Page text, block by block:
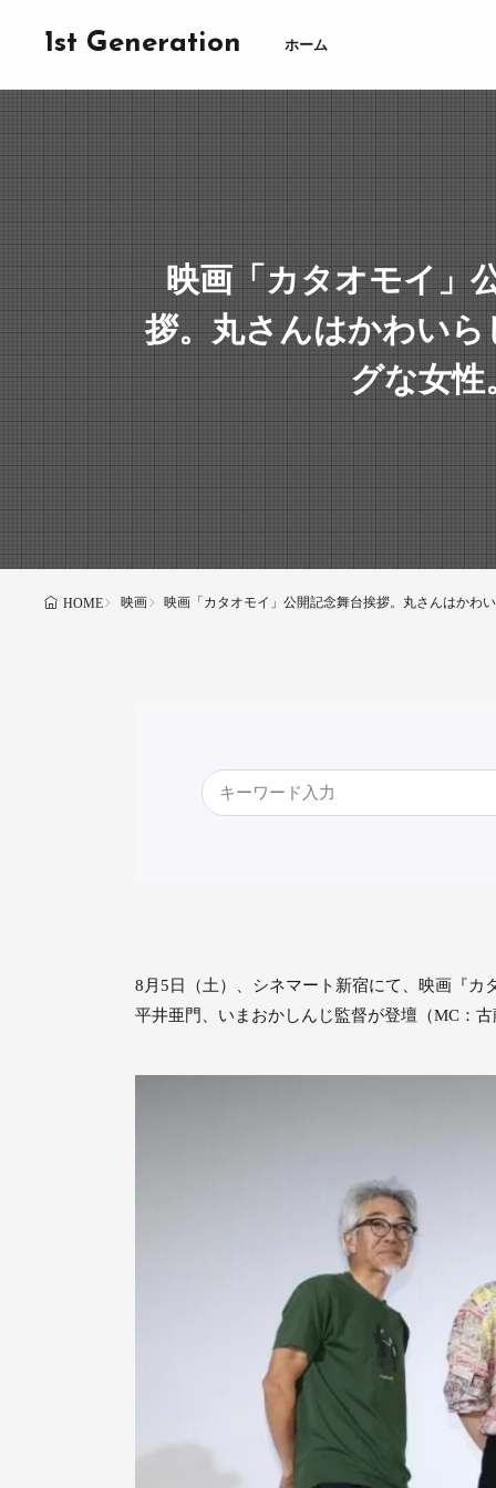
1st Generation ホーム
映画「カタオモイ」
拶。丸さんはかわい
グな女性
HOME 映画 映画「カタオモイ」公開記念舞台挨拶。丸さんはかわ
8月5日（土）、シネマート新宿にて、映画『
平井亜門、いまおかしんじ監督が登壇（MC：